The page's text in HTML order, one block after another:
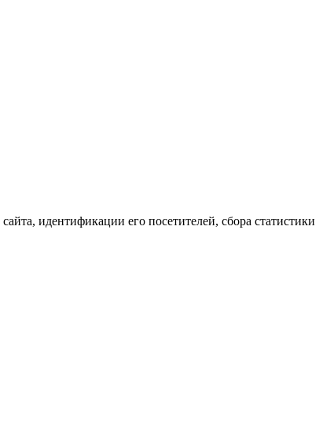
идентификации его посетителей, сбора статистики